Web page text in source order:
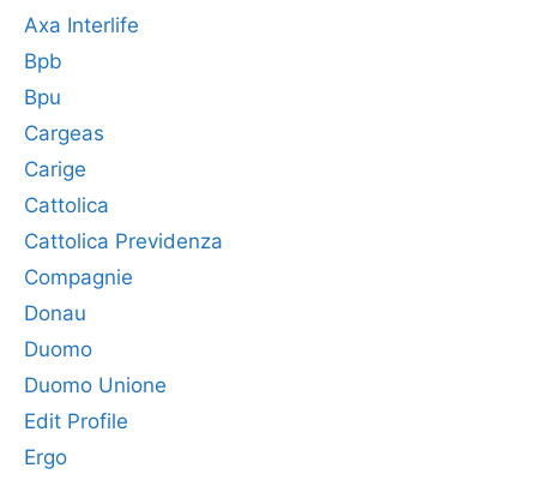
Axa Interlife
Bpb
Bpu
Cargeas
Carige
Cattolica
Cattolica Previdenza
Compagnie
Donau
Duomo
Duomo Unione
Edit Profile
Ergo